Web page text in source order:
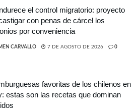
el control migratorio: proyecto
con penas de cárcel los
por conveniencia
CARVALLO 7 DE AGOSTO DE 2026 0
favoritas de los chilenos en
estas son las recetas que dominan